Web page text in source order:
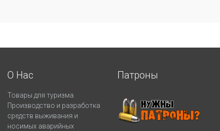
О Нас
Товары для туризма.
Производство и разработка
средств выживания и
носимых аварийных
Патроны